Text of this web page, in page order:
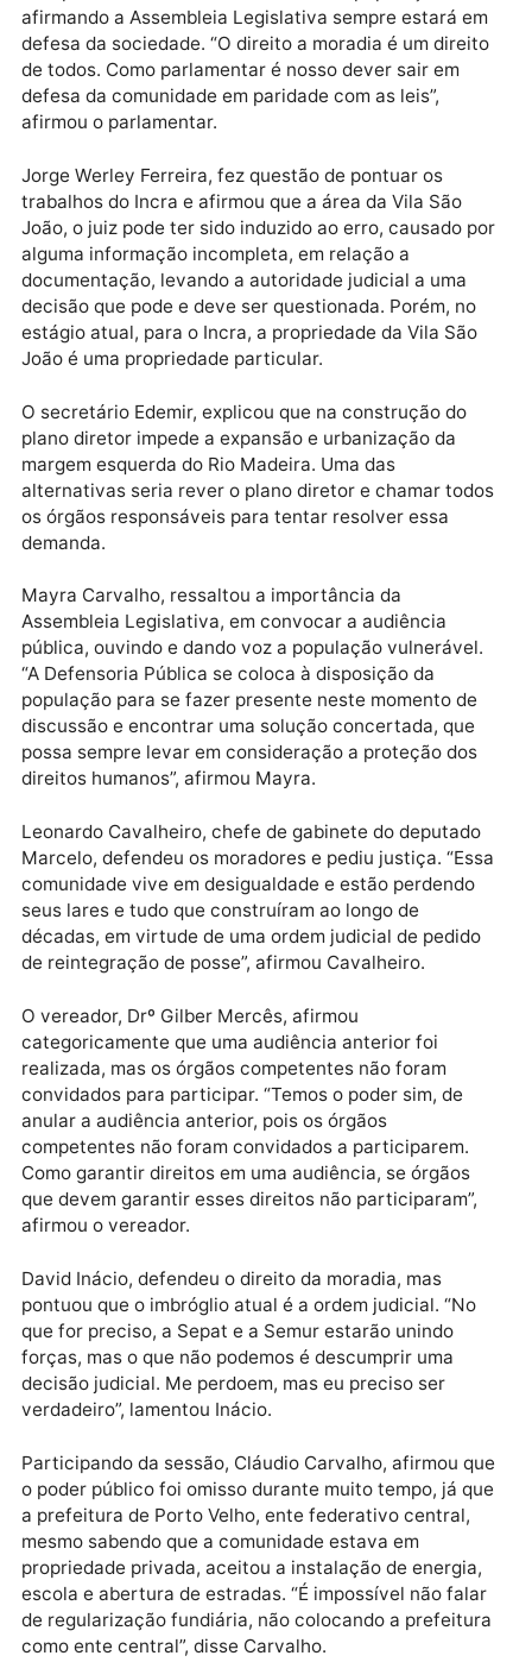
em que no local surgiu pessoas afirmando serem
proprietárias da terra. Relatos dão conta que,
de mortes e expulsão, são reincidentes. Inclusive,
recentemente, famílias que se expõem a defender a
causa coletiva, foram obrigadas a deixar o local por
O deputado Ribeiro saiu em defesa da população
afirmando a Assembleia Legislativa sempre estará
defesa da sociedade. “O direito a moradia é um
de todos. Como parlamentar é nosso dever sair em
defesa da comunidade em paridade com as leis”,
afirmou o parlamentar.
JorgeWerleyFerreira,fez questão de pontuar os
trabalhos do Incra e afirmou quea área da Vila São
João, o juizpode ter sidoinduzido ao erro,causado
alguma informação incompleta, em relação a
documentação, levando a autoridade judicial a uma
estágio atual, para o Incra, a propriedade da Vila São
João é uma propriedade particular.
O secretário Edemir, explicou que na construção do
plano diretor impede a expansão e urbanização da
margem esquerda do Rio Madeira. Uma das
alternativas seria rever o plano diretor e chamar
demanda.
Mayra Carvalho, ressaltou a importância da
Assembleia Legislativa, em convocar a audiência
pública, ouvindo e dando voz a população
“A Defensoria Pública se coloca à disposição da
população para se fazer presente neste momento de
discussão e encontrar uma solução concertada, que
possa sempre levar em consideração a proteção dos
direitos humanos”, afirmouMayra.
Leonardo Cavalheiro, chefe de gabinete do
Marcelo, defendeu os moradores e pediu justiça.
comunidade vive em desigualdade e estão perdendo
seus lares e tudo que construíram ao longo de
décadas, em virtude de uma ordem judicial de
de reintegração de posse”, afirmou Cavalheiro.
O vereador,Drº GilberMercês, afirmou
categoricamente que uma audiência anterior foi
realizada, mas os órgãos competentes não foram
anular a audiência anterior, pois os órgãos
competentes não foram convidados a participarem.
Como garantir direitos em uma audiência, se órgãos
que devem garantir esses direitos não participaram”,
afirmou o vereador.
David Inácio, defendeu o direito da moradia, mas